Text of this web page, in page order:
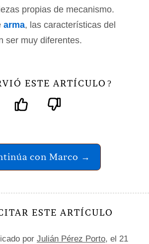
propias de mecanismo.
arma, las características del
ser muy diferentes.
ESTE ARTÍCULO ?
con Marco →
ESTE ARTÍCULO
por Julián Pérez Porto, el 21